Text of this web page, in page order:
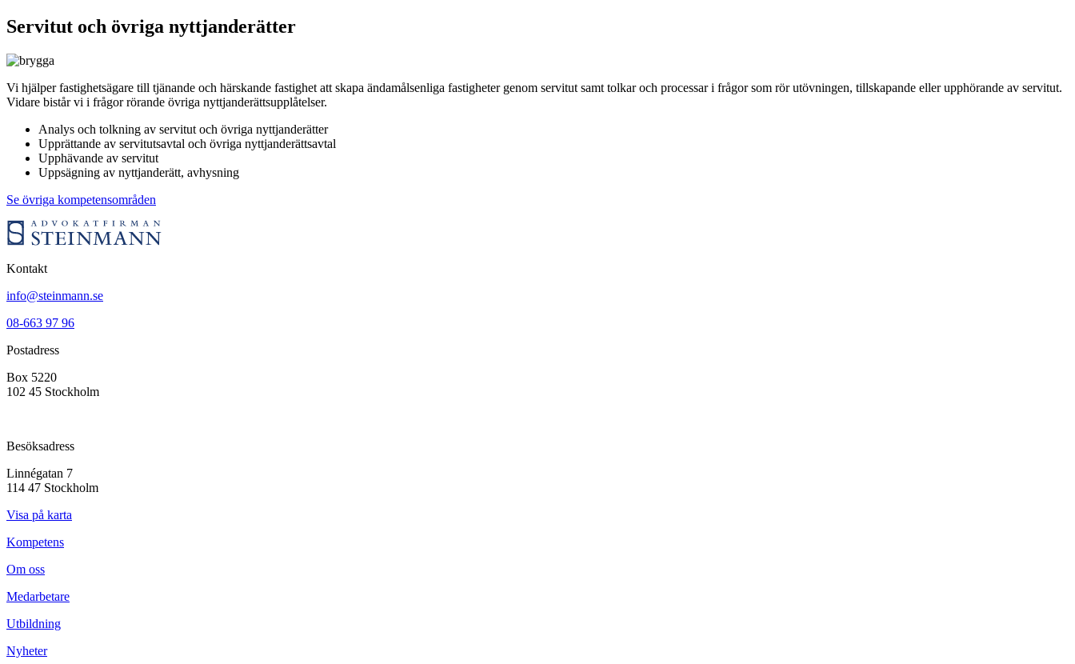
Servitut och övriga nyttjanderätter
Vi hjälper fastighetsägare till tjänande och härskande fastighet att skapa ändamålsenliga fastigheter genom servitut samt tolkar och processar i frågor som rör utövningen, tillskapande eller upphörande av servitut.
Vidare bistår vi i frågor rörande övriga nyttjanderättsupplåtelser.
Analys och tolkning av servitut och övriga nyttjanderätter
Upprättande av servitutsavtal och övriga nyttjanderättsavtal
Upphävande av servitut
Uppsägning av nyttjanderätt, avhysning
Se övriga kompetensområden
Kontakt
info@steinmann.se
08-663 97 96
Postadress
Box 5220
102 45 Stockholm
Besöksadress
Linnégatan 7
114 47 Stockholm
Visa på karta
Kompetens
Om oss
Medarbetare
Utbildning
Nyheter